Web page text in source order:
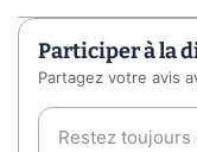
Participer à la
Partagez votre avis